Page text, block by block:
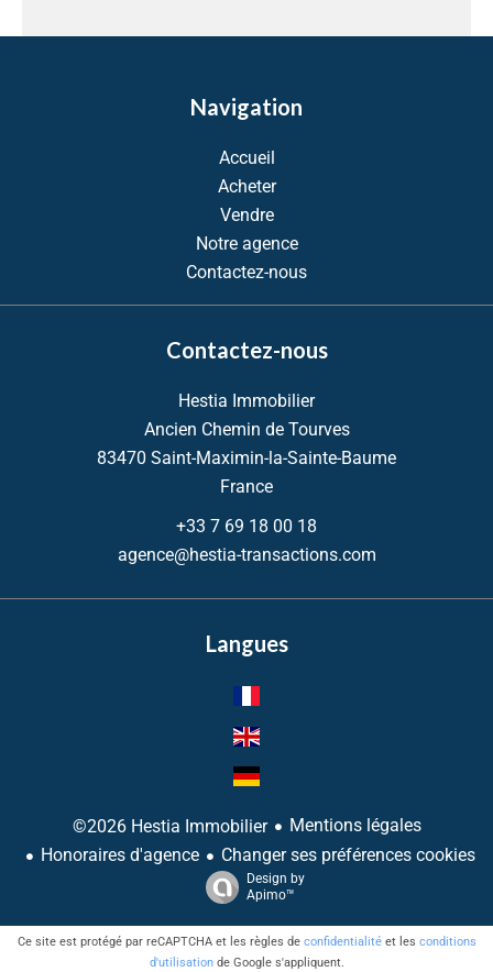
Navigation
Accueil
Acheter
Vendre
Notre agence
Contactez-nous
Contactez-nous
Hestia Immobilier
Ancien Chemin de Tourves
83470 Saint-Maximin-la-Sainte-Baume
France
+33 7 69 18 00 18
agence@hestia-transactions.com
Langues
©2026 Hestia Immobilier
Mentions légales
Honoraires d'agence
Changer ses préférences cookies
Design by
Apimo™
Ce site est protégé par reCAPTCHA et les règles de confidentialitéet les conditions
d'utilisationde Google s'appliquent.